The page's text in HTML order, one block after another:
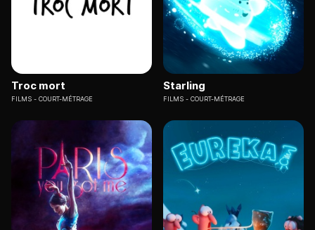
Troc mort
FILMS COURT-MÉTRAGE
Starling
FILMS COURT-MÉTRAGE